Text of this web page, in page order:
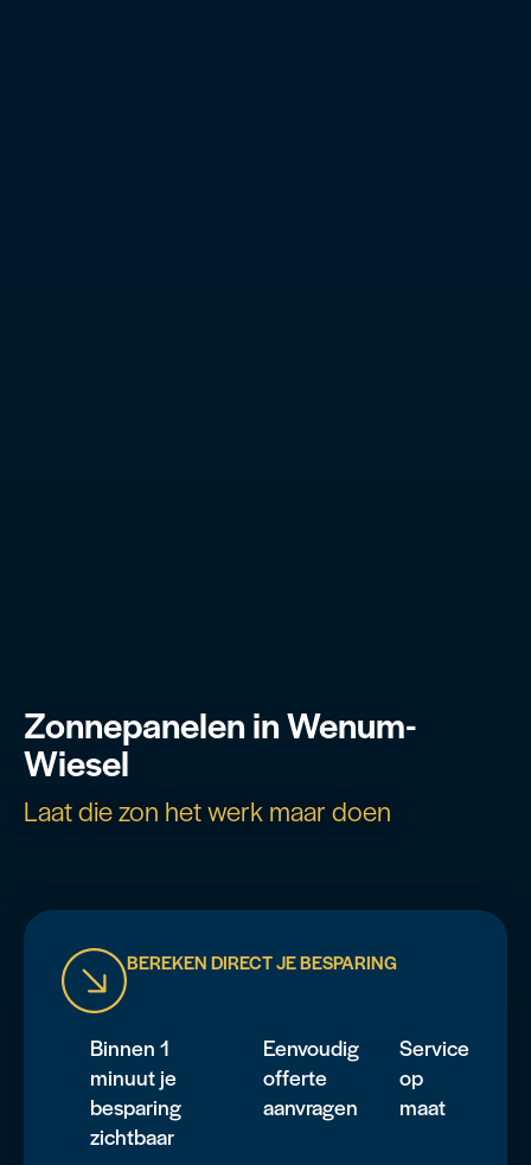
BEREKEN DIRECT JE BESPARING
Binnen 1
minuut je
besparing
zichtbaar
Eenvoudig
offerte
aanvragen
Service
op
maat
Zonnepanelen in Wenum-
Wiesel
Laat die zon het werk maar doen